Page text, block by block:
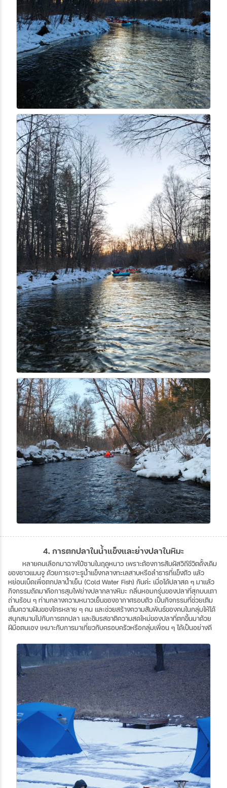
4. การตกปลาในน้ำแข็งและย่างปลาในหิมะ
หลายคนเลือกมาฉางไป๋ซานในฤดูหนาว เพราะต้องการสัมผัสวิถีชีวิตดั้งเดิม
ของชาวแมนจู ด้วยการเจาะรูน้ำแข็งกลางทะเลสาบหรือลำธารที่แข็งตัว แล้ว
หย่อนเบ็ดเพื่อตกปลาน้ำเย็น (Cold Water Fish) กันค่ะ เมื่อได้ปลาสด ๆ มาแล้ว
กิจกรรมถัดมาคือการสุมไฟย่างปลากลางหิมะ กลิ่นหอมกรุ่นของปลาที่สุกบนเตา
ถ่านร้อน ๆ ท่ามกลางความหนาวเย็นของอากาศรอบตัว เป็นกิจกรรมที่ช่วยเติม
เต็มความฝันของใครหลาย ๆ คน และช่วยสร้างความสัมพันธ์ของคนในกลุ่มให้ได้
สนุกสนานไปกับการตกปลา และชิมรสชาติความสดใหม่ของปลาที่ตกขึ้นมาด้วย
ฝีมือตนเอง เหมาะกับการมาเที่ยวกับครอบครัวหรือกลุ่มเพื่อน ๆ ได้เป็นอย่างดี